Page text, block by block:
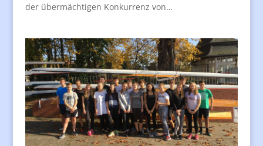
der übermächtigen Konkurrenz von…